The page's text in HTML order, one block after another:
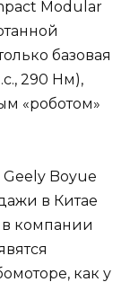
Modular
базовая
290 Нм),
«роботом»
Boyue
в Китае
в компании
как у